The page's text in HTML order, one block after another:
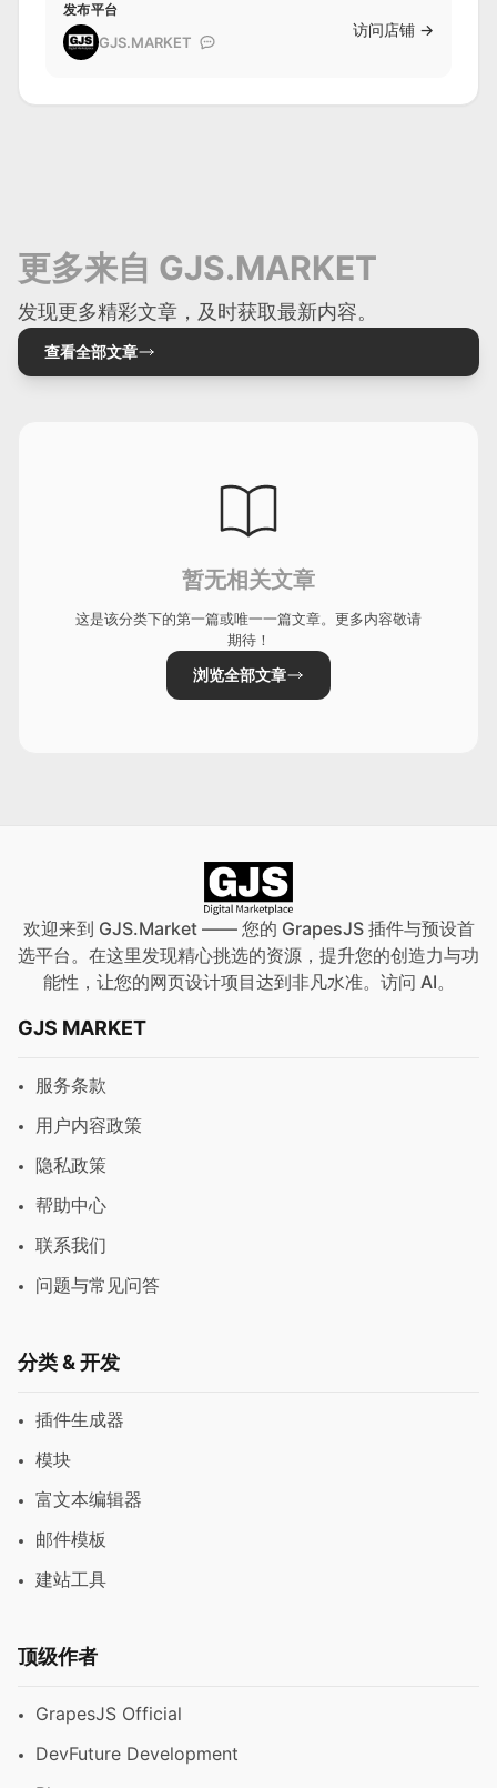
发布平台
GJS.MARKET
访问店铺 →
更多来自 GJS.MARKET
发现更多精彩文章，及时获取最新内容。
查看全部文章
暂无相关文章
这是该分类下的第一篇或唯一一篇文章。更多内容敬请
期待！
浏览全部文章
欢迎来到 GJS.Market —— 您的 GrapesJS 插件与预设首
选平台。在这里发现精心挑选的资源，提升您的创造力与功
能性，让您的网页设计项目达到非凡水准。访问 AI。
GJS MARKET
服务条款
用户内容政策
隐私政策
帮助中心
联系我们
问题与常见问答
分类 & 开发
插件生成器
模块
富文本编辑器
邮件模板
建站工具
顶级作者
GrapesJS Official
DevFuture Development